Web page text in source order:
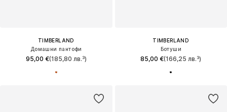
TIMBERLAND
Домашни пантофи
95,00 €(185,80 лв.³)
TIMBERLAND
Ботуши
85,00 €(166,25 лв.³)